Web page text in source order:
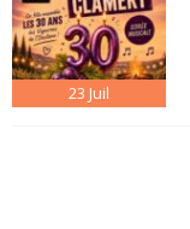
23 Juil